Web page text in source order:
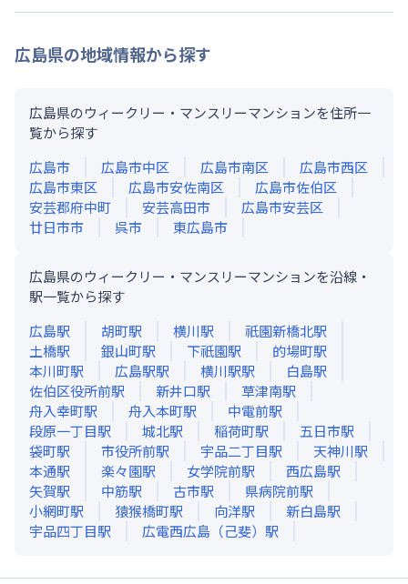
広島県の地域情報から探す
広島県のウィークリー・マンスリーマンションを住所一
覧から探す
広島市
広島市中区 広島市南区
広島市西区
広島市東区
広島市安佐南区
広島市佐伯区
安芸郡府中町
安芸高田市
広島市安芸区
廿日市市
呉市 東広島市
広島県のウィークリー・マンスリーマンションを沿線・
駅一覧から探す
広島駅 胡町駅 横川駅 祇園新橋北駅
土橋駅 銀山町駅 下祇園駅 的場町駅
本川町駅 広島駅駅 横川駅駅 白島駅
佐伯区役所前駅 新井口駅 草津南駅
舟入幸町駅 舟入本町駅 中電前駅
段原一丁目駅 城北駅 稲荷町駅 五日市駅
袋町駅 市役所前駅 宇品二丁目駅 天神川駅
本通駅 楽々園駅 女学院前駅 西広島駅
矢賀駅 中筋駅 古市駅 県病院前駅
小網町駅 猿猴橋町駅 向洋駅 新白島駅
宇品四丁目駅 広電西広島（己斐） 駅